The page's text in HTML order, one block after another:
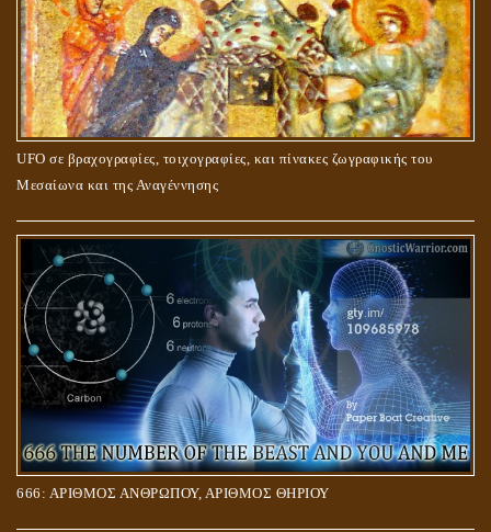
UFO σε βραχογραφίες, τοιχογραφίες, και πίνακες ζωγραφικής του
Μεσαίωνα και της Αναγέννησης
666: ΑΡΙΘΜΟΣ ΑΝΘΡΩΠΟΥ, ΑΡΙΘΜΟΣ ΘΗΡΙΟΥ